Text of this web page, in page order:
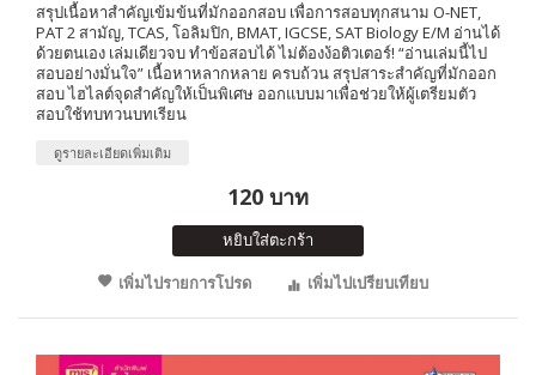
สรุปเนื้อหาสำคัญเข้มข้นที่มักออกสอบ เพื่อการสอบทุกสนาม O-NET,
PAT 2 สามัญ, TCAS, โอลิมปิก, BMAT, IGCSE, SAT Biology E/M อ่านได้
ด้วยตนเอง เล่มเดียวจบ ทำข้อสอบได้ ไม่ต้องง้อติวเตอร์! “อ่านเล่มนี้ไป
สอบอย่างมั่นใจ” เนื้อหาหลากหลาย ครบถ้วน สรุปสาระสำคัญที่มักออก
สอบ ไฮไลต์จุดสำคัญให้เป็นพิเศษ ออกแบบมาเพื่อช่วยให้ผู้เตรียมตัว
สอบใช้ทบทวนบทเรียน
ดูรายละเอียดเพิ่มเติม
120 บาท
หยิบใส่ตะกร้า
เพิ่มไปรายการโปรด
เพิ่มไปเปรียบเทียบ